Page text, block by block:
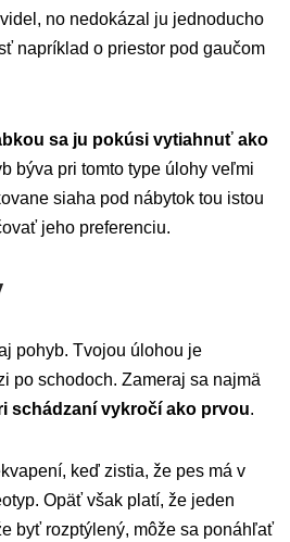
no nedokázal ju jednoducho
napríklad o priestor pod gaučom
sa ju pokúsi vytiahnuť ako
býva pri tomto type úlohy veľmi
siaha pod nábytok tou istou
jeho preferenciu.
pohyb. Tvojou úlohou je
po schodoch. Zameraj sa najmä
schádzaní vykročí ako prvou.
keď zistia, že pes má v
Opäť však platí, že jeden
byť rozptýlený, môže sa ponáhľať